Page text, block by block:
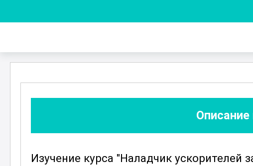
Описание
Изучение курса "Наладчик ускорителей